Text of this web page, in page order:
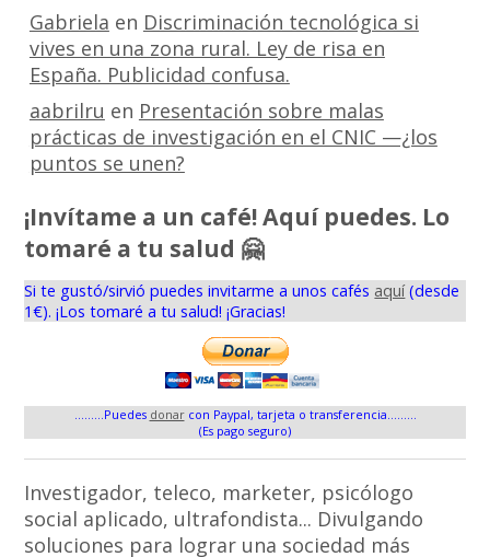
Gabriela en Discriminación tecnológica si
vives en una zona rural. Ley de risa en
España. Publicidad confusa.
aabrilru en Presentación sobre malas
prácticas de investigación en el CNIC —¿los
puntos se unen?
¡Invítame a un café! Aquí puedes. Lo
tomaré a tu salud 🤗
Si te gustó/sirvió puedes invitarme a unos cafés aquí(desde
1€). ¡Los tomaré a tu salud! ¡Gracias!
.........Puedes donarcon Paypal, tarjeta o transferencia.........
(Es pago seguro)
Investigador, teleco, marketer, psicólogo
social aplicado, ultrafondista... Divulgando
soluciones para lograr una sociedad más